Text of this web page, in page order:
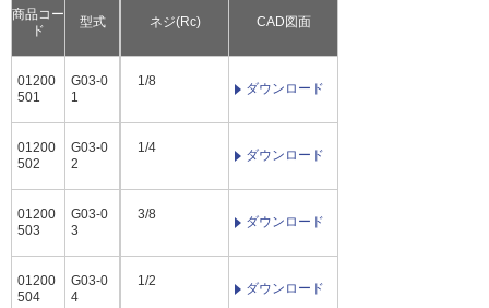
商品コー
ド
型式
01200
501
G03-0
1
01200
502
G03-0
2
01200
503
G03-0
3
01200
504
G03-0
4
ネジ(Rc)
1/8
1/4
3/8
1/2
CAD図面
ダウンロード
ダウンロード
ダウンロード
ダウンロード